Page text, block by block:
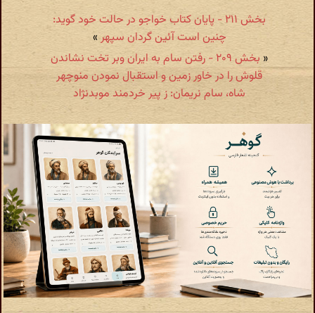
بخش ۲۱۱ - پایان کتاب خواجو در حالت خود گوید:
چنین است آئین گردان سپهر »
«
بخش ۲۰۹ - رفتن سام به ایران وبر تخت نشاندن
قلوش را در خاور زمین و استقبال نمودن منوچهر
شاه، سام نریمان: ز پیر خردمند موبدنژاد